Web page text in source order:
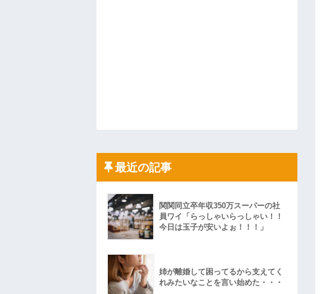
最近の記事
関関同立卒年収350万スーパーの社
員ワイ「らっしゃいらっしゃい！！
今日は玉子が安いよぉ！！！」
姉が離婚して困ってるから支えてく
れみたいなことを言い始めた・・・